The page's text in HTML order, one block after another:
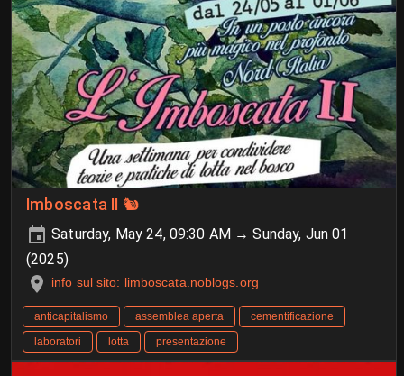
Imboscata II 🐿️
Saturday, May 24, 09:30 AM → Sunday, Jun 01
(2025)
info sul sito: limboscata.noblogs.org
anticapitalismo assemblea aperta
cementificazione
laboratori
lotta presentazione